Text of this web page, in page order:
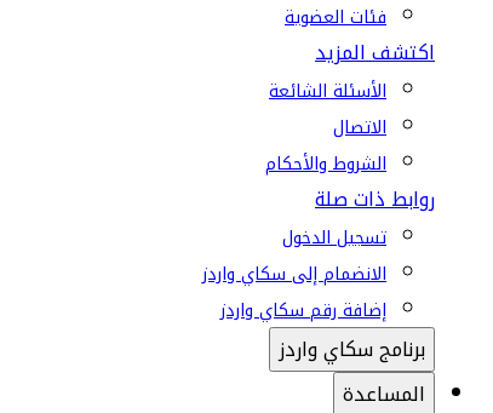
فئات العضوية
اكتشف المزيد
الأسئلة الشائعة
الاتصال
الشروط والأحكام
روابط ذات صلة
تسجيل الدخول
الانضمام إلى سكاي واردز
إضافة رقم سكاي واردز
برنامج سكاي واردز
المساعدة